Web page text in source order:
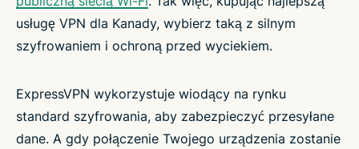
usługę VPN dla Kanady, wybierz taką z silnym
szyfrowaniem i ochroną przed wyciekiem.
ExpressVPN wykorzystuje wiodący na rynku
standard szyfrowania, aby zabezpieczyć przesyłane
dane. A gdy połączenie Twojego urządzenia zostanie